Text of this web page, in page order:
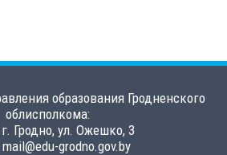
образования Гродненского
облисполкома:
Гродно, ул. Ожешко, 3
grodno.gov.by